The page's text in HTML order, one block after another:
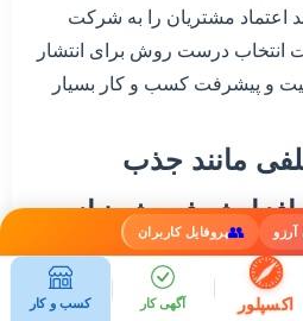
👥پروفایل کاربران
اکسپلور آگهی کار کسب و کار
اعتماد مشتریان را به شرکت
انتخاب درست روش برای انتشار
و پیشرفت کسب و کار بسیار
مانند جذب
افزایش فروش نیاز به
انتشار اگهی